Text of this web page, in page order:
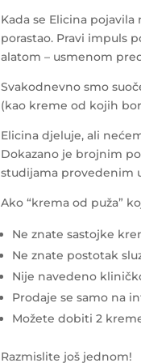
Kada se Elicina
porastao. Pravi impuls
alatom – usmenom
Svakodnevno smo
(kao kreme od kojih
Elicina djeluje, ali
Dokazano je brojnim
studijama provedenim
Ako “krema od puža”
Ne znate sastojke
Ne znate postotak
Nije navedeno
Prodaje se samo na
Možete dobiti 2
Razmislite još jednom!